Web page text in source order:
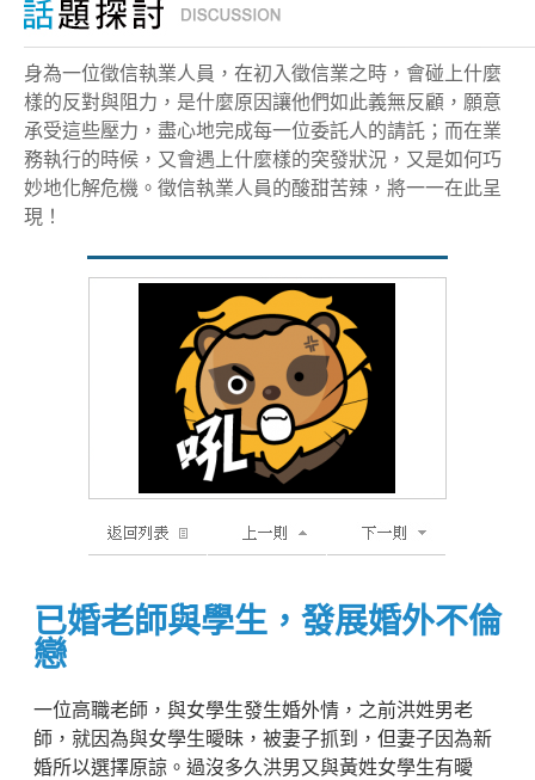
身為一位徵信執業人員，在初入徵信業之時，會碰上什麼
樣的反對與阻力，是什麼原因讓他們如此義無反顧，願意
承受這些壓力，盡心地完成每一位委託人的請託；而在業
務執行的時候，又會遇上什麼樣的突發狀況，又是如何巧
妙地化解危機。徵信執業人員的酸甜苦辣，將一一在此呈
現！
已婚老師與學生，發展婚外不倫
戀
一位高職老師，與女學生發生婚外情，之前洪姓男老
師，就因為與女學生曖昧，被妻子抓到，但妻子因為新
婚所以選擇原諒。過沒多久洪男又與黃姓女學生有曖